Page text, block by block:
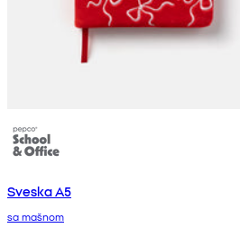
Sveska A5
sa mašnom